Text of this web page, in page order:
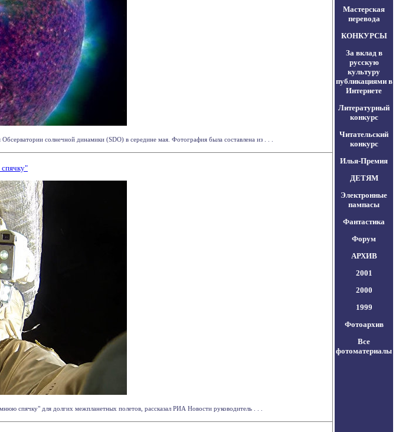
солнечной динамики (SDO) в середине мая. Фотография была составлена из . . .
спячку" для долгих межпланетных полетов, рассказал РИА Новости руководитель . . .
Мастерская
перевода
КОНКУРСЫ
За вклад в
русскую
культуру
публикациями в
Интернете
Литературный
конкурс
Читательский
конкурс
Илья-Премия
ДЕТЯМ
Электронные
пампасы
Фантастика
Форум
АРХИВ
2001
2000
1999
Фотоархив
Все
фотоматериалы